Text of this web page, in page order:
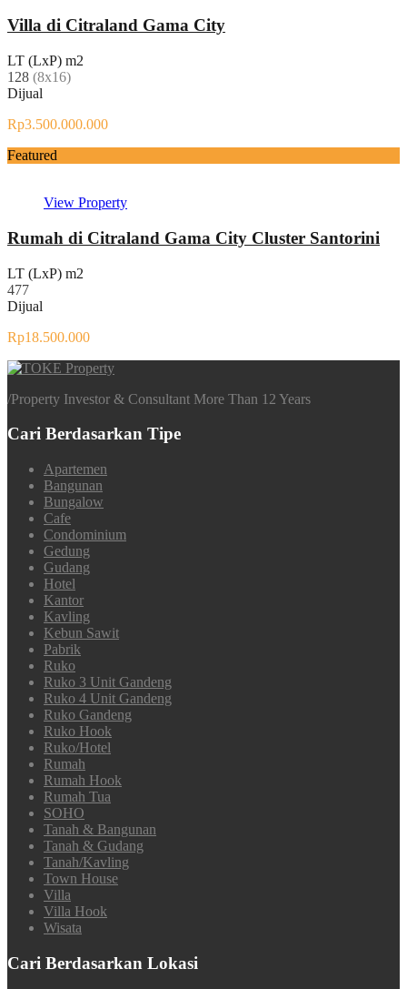
Villa di Citraland Gama City
LT (LxP) m2
128 (8x16)
Dijual
Rp3.500.000.000
Featured
View Property
Rumah di Citraland Gama City Cluster Santorini
LT (LxP) m2
477
Dijual
Rp18.500.000
/Property Investor & Consultant More Than 12 Years
Cari Berdasarkan Tipe
Apartemen
Bangunan
Bungalow
Cafe
Condominium
Gedung
Gudang
Hotel
Kantor
Kavling
Kebun Sawit
Pabrik
Ruko
Ruko 3 Unit Gandeng
Ruko 4 Unit Gandeng
Ruko Gandeng
Ruko Hook
Ruko/Hotel
Rumah
Rumah Hook
Rumah Tua
SOHO
Tanah & Bangunan
Tanah & Gudang
Tanah/Kavling
Town House
Villa
Villa Hook
Wisata
Cari Berdasarkan Lokasi